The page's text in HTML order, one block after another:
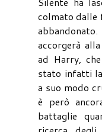
colmato dalle
accorgerà
ad Harry,
stato infatti
a suo modo
è però
battaglie